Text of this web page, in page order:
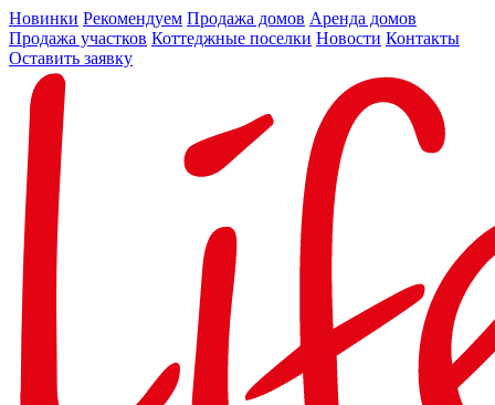
Новинки Рекомендуем Продажа домов Аренда домов
Продажа участков Коттеджные поселки Новости Контакты
Оставить заявку